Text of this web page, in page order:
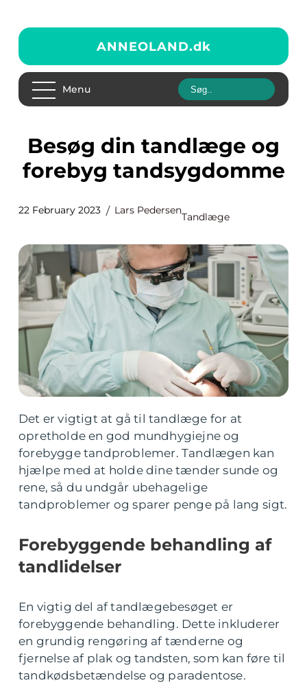
ANNEOLAND.dk
Menu
Besøg din tandlæge og
forebyg tandsygdomme
22 February 2023 Lars Pedersen
Tandlæge
Det er vigtigt at gå til tandlæge for at
opretholde en god mundhygiejne og
forebygge tandproblemer. Tandlægen kan
hjælpe med at holde dine tænder sunde og
rene, så du undgår ubehagelige
tandproblemer og sparer penge på lang sigt.
Forebyggende behandling af
tandlidelser
En vigtig del af tandlægebesøget er
forebyggende behandling. Dette inkluderer
en grundig rengøring af tænderne og
fjernelse af plak og tandsten, som kan føre til
tandkødsbetændelse og paradentose.